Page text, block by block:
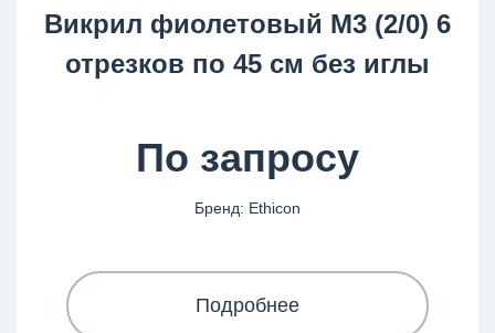
Викрил фиолетовый М3 (2/0) 6
отрезков по 45 см без иглы
По запросу
Бренд: Ethicon
Подробнее